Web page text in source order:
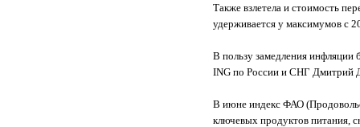
Также взлетела и стоимость
удерживается у максимумов с
В пользу замедления инфляции
ING по России и СНГ Дмитрий
В июне индекс ФАО
ключевых продуктов питания,